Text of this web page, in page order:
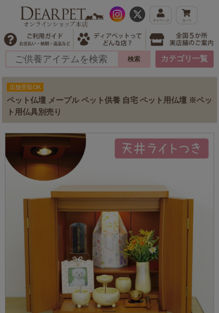
カテゴリ一覧
店舗受取OK
ペット仏壇 メープル ペット供養 自宅 ペット用仏壇 ※ペッ
ト用仏具別売り